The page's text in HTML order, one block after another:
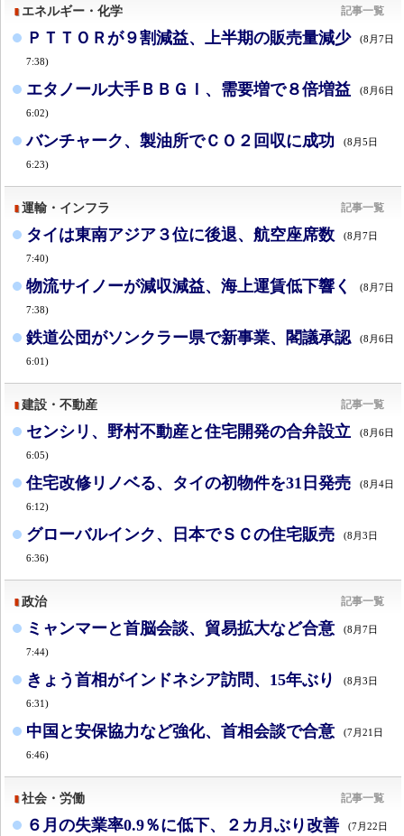
エネルギー・化学 記事一覧
ＰＴＴＯＲが９割減益、上半期の販売量減少 (8月7日
7:38)
エタノール大手ＢＢＧＩ、需要増で８倍増益 (8月6日
6:02)
バンチャーク、製油所でＣＯ２回収に成功 (8月5日
6:23)
運輸・インフラ 記事一覧
タイは東南アジア３位に後退、航空座席数 (8月7日
7:40)
物流サイノーが減収減益、海上運賃低下響く (8月7日
7:38)
鉄道公団がソンクラー県で新事業、閣議承認 (8月6日
6:01)
建設・不動産 記事一覧
センシリ、野村不動産と住宅開発の合弁設立 (8月6日
6:05)
住宅改修リノベる、タイの初物件を31日発売 (8月4日
6:12)
グローバルインク、日本でＳＣの住宅販売 (8月3日
6:36)
政治 記事一覧
ミャンマーと首脳会談、貿易拡大など合意 (8月7日
7:44)
きょう首相がインドネシア訪問、15年ぶり (8月3日
6:31)
中国と安保協力など強化、首相会談で合意 (7月21日
6:46)
社会・労働 記事一覧
６月の失業率0.9％に低下、２カ月ぶり改善 (7月22日